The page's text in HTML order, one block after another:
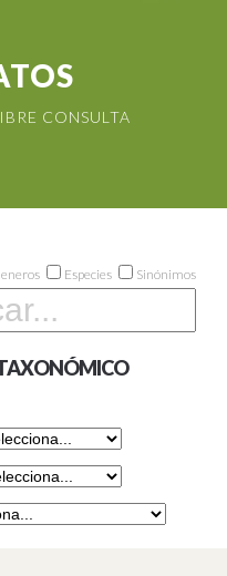
CONSULTA
Especies Sinónimos